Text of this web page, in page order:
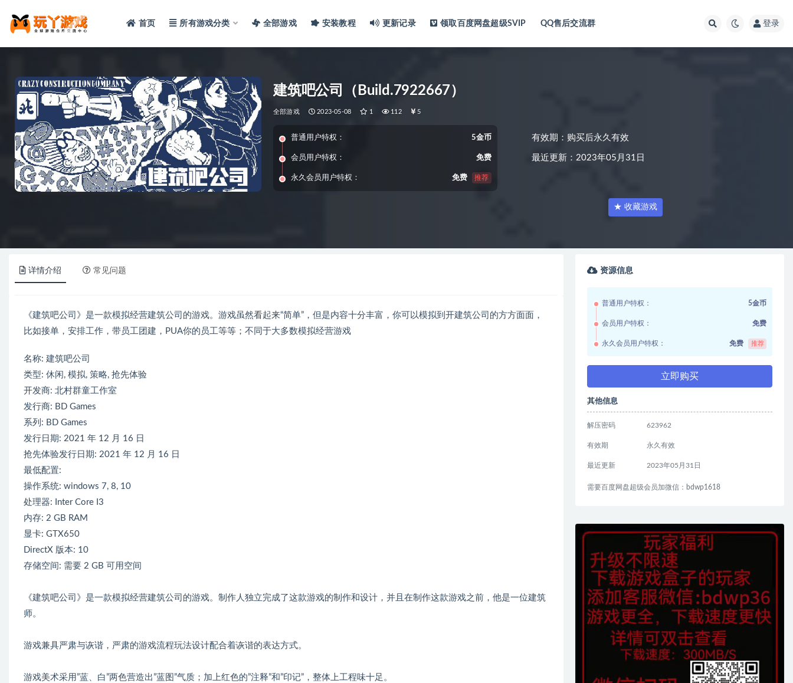
首页 所有游戏分类 全部游戏 安装教程 更新记录 领取百度网盘超级SVIP QQ售后交流群 登录
建筑吧公司（Build.7922667）
全部游戏 2023-05-08 1 112 5
普通用户特权： 5金币
会员用户特权： 免费
永久会员用户特权： 免费 推荐
有效期：购买后永久有效
最近更新：2023年05月31日
★ 收藏游戏
详情介绍 常见问题
《建筑吧公司》是一款模拟经营建筑公司的游戏。游戏虽然看起来“简单”，但是内容十分丰富，你可以模拟到开建筑公司的方方面面，
比如接单，安排工作，带员工团建，PUA你的员工等等；不同于大多数模拟经营游戏
名称: 建筑吧公司
类型: 休闲, 模拟, 策略, 抢先体验
开发商: 北村群童工作室
发行商: BD Games
系列: BD Games
发行日期: 2021 年 12 月 16 日
抢先体验发行日期: 2021 年 12 月 16 日
最低配置:
操作系统: windows 7, 8, 10
处理器: Inter Core I3
内存: 2 GB RAM
显卡: GTX650
DirectX 版本: 10
存储空间: 需要 2 GB 可用空间
《建筑吧公司》是一款模拟经营建筑公司的游戏。制作人独立完成了这款游戏的制作和设计，并且在制作这款游戏之前，他是一位建筑
师。
游戏兼具严肃与诙谐，严肃的游戏流程玩法设计配合着诙谐的表达方式。
游戏美术采用”蓝、白”两色营造出”蓝图”气质；加上红色的”注释”和”印记”，整体上工程味十足。
资源信息
普通用户特权： 5金币
会员用户特权： 免费
永久会员用户特权： 免费 推荐
立即购买
其他信息
解压密码 623962
有效期 永久有效
最近更新 2023年05月31日
需要百度网盘超级会员加微信：bdwp1618